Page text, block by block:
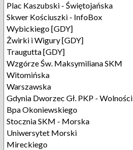
Plac Kaszubski - Świętojańska
Skwer Kościuszki - InfoBox
Wybickiego [GDY]
Żwirki i Wigury [GDY]
Traugutta [GDY]
Wzgórze Św. Maksymiliana SKM
Witomińska
Warszawska
Gdynia Dworzec Gł. PKP - Wolności
Bpa Okoniewskiego
Stocznia SKM - Morska
Uniwersytet Morski
Mireckiego